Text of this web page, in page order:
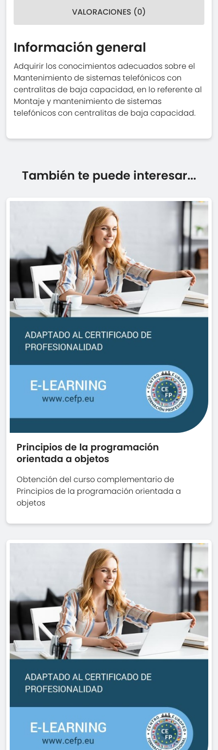
VALORACIONES (0)
Información general
Adquirir los conocimientos adecuados sobre el
Mantenimiento de sistemas telefónicos con
centralitas de baja capacidad, en lo referente al
Montaje y mantenimiento de sistemas
telefónicos con centralitas de baja capacidad.
También te puede interesar...
Principios de la programación
orientada a objetos
Obtención del curso complementario de
Principios de la programación orientada a
objetos